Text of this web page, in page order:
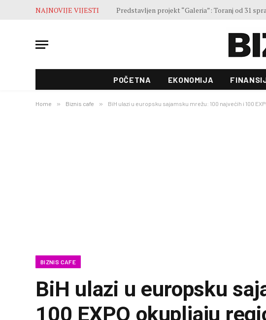
NAJNOVIJE VIJESTI Završne pripreme pred otvaranje 53. Sajma šljive
POČETNA EKONOMIJA
Home » Biznis cafe » BiH ulazi u europsku sajamsku mrežu: 100 najvećih i 100
BIZNIS CAFE
BiH ulazi u europsku
100 EXPO okupljaju